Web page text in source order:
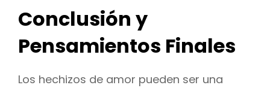
Conclusión y
Pensamientos Finales
Los hechizos de amor pueden ser una